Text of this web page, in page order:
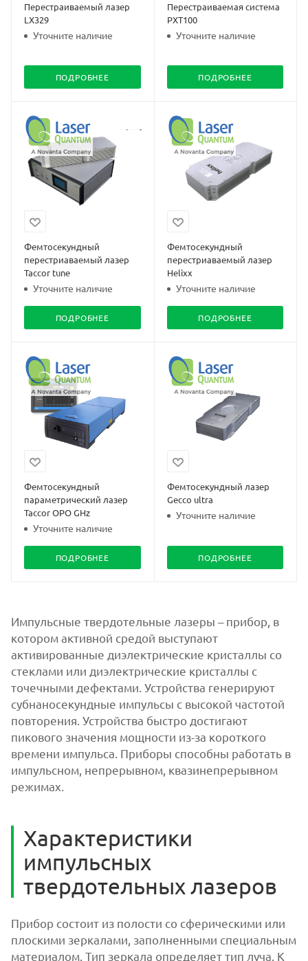
Перестраиваемый лазер
LX329
Уточните наличие
ПОДРОБНЕЕ
Перестраиваемая система
PXT100
Уточните наличие
ПОДРОБНЕЕ
Фемтосекундный
перестриаваемый лазер
Taccor tune
Уточните наличие
ПОДРОБНЕЕ
Фемтосекундный
перестриаваемый лазер
Helixx
Уточните наличие
ПОДРОБНЕЕ
Фемтосекундный
параметрический лазер
Taccor OPO GHz
Уточните наличие
ПОДРОБНЕЕ
Фемтосекундный лазер
Gecco ultra
Уточните наличие
ПОДРОБНЕЕ
Импульсные твердотельные лазеры – прибор, в
котором активной средой выступают
активированные диэлектрические кристаллы со
стеклами или диэлектрические кристаллы с
точечными дефектами. Устройства генерируют
субнаносекундные импульсы с высокой частотой
повторения. Устройства быстро достигают
пикового значения мощности из-за короткого
времени импульса. Приборы способны работать в
импульсном, непрерывном, квазинепрерывном
режимах.
Характеристики
импульсных
твердотельных лазеров
Прибор состоит из полости со сферическими или
плоскими зеркалами, заполненными специальным
материалом. Тип зеркала определяет тип луча. К